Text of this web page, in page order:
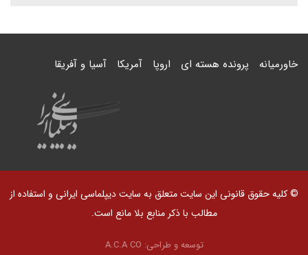
خاورمیانه پرونده هسته ای اروپا آمریکا آسیا و آفریقا
© کلیه حقوق قانونی این سایت متعلق به سایت دیپلماسی ایرانی و استفاده از
مطالب با ذکر منابع بلا مانع است.
توسعه و طراحی: A.C.A CO